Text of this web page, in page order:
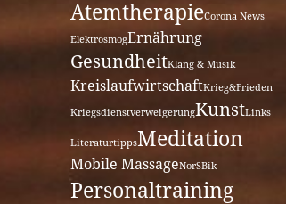
AtemtherapieCorona News
ElektrosmogErnährung
GesundheitKlang & Musik
KreislaufwirtschaftKrieg&Frieden
KriegsdienstverweigerungKunstLinks
LiteraturtippsMeditation
Mobile MassageNorSBik
Personaltraining